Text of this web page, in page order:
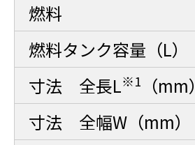
燃料
燃料タンク容量（L）
寸法 全長L※1 （mm）
寸法 全幅W（mm）